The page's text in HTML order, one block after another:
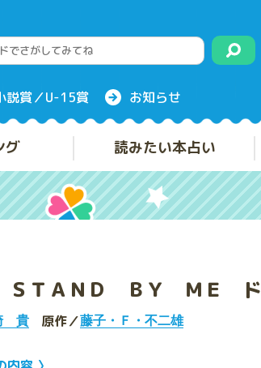
説賞／U-15賞 お知らせ
グ 読みたい本占い
ＴＡＮＤ ＢＹ ＭＥ ド
貴 原作／藤子・Ｆ・不二雄